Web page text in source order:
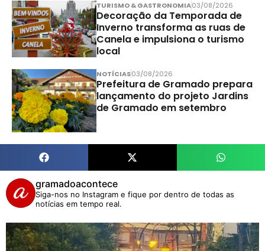
TURISMO & GASTRONOMIA03/08/2026
Decoração da Temporada de
Inverno transforma as ruas de
Canela e impulsiona o turismo
local
NOTÍCIAS03/08/2026
Prefeitura de Gramado prepara
lançamento do projeto Jardins
de Gramado em setembro
gramadoacontece
Siga-nos no Instagram e fique por dentro de todas as
notícias em tempo real.